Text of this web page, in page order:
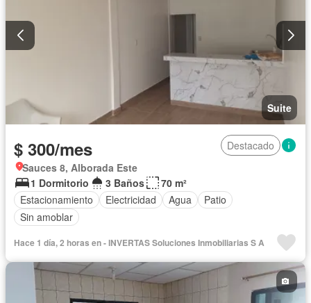
Suite
$ 300/mes
Destacado
Sauces 8, Alborada Este
1 Dormitorio
3 Baños
70 m²
Estacionamiento
Electricidad Agua
Patio
Sin amoblar
Hace 1 día, 2 horas en - INVERTAS Soluciones Inmobiliarias S A